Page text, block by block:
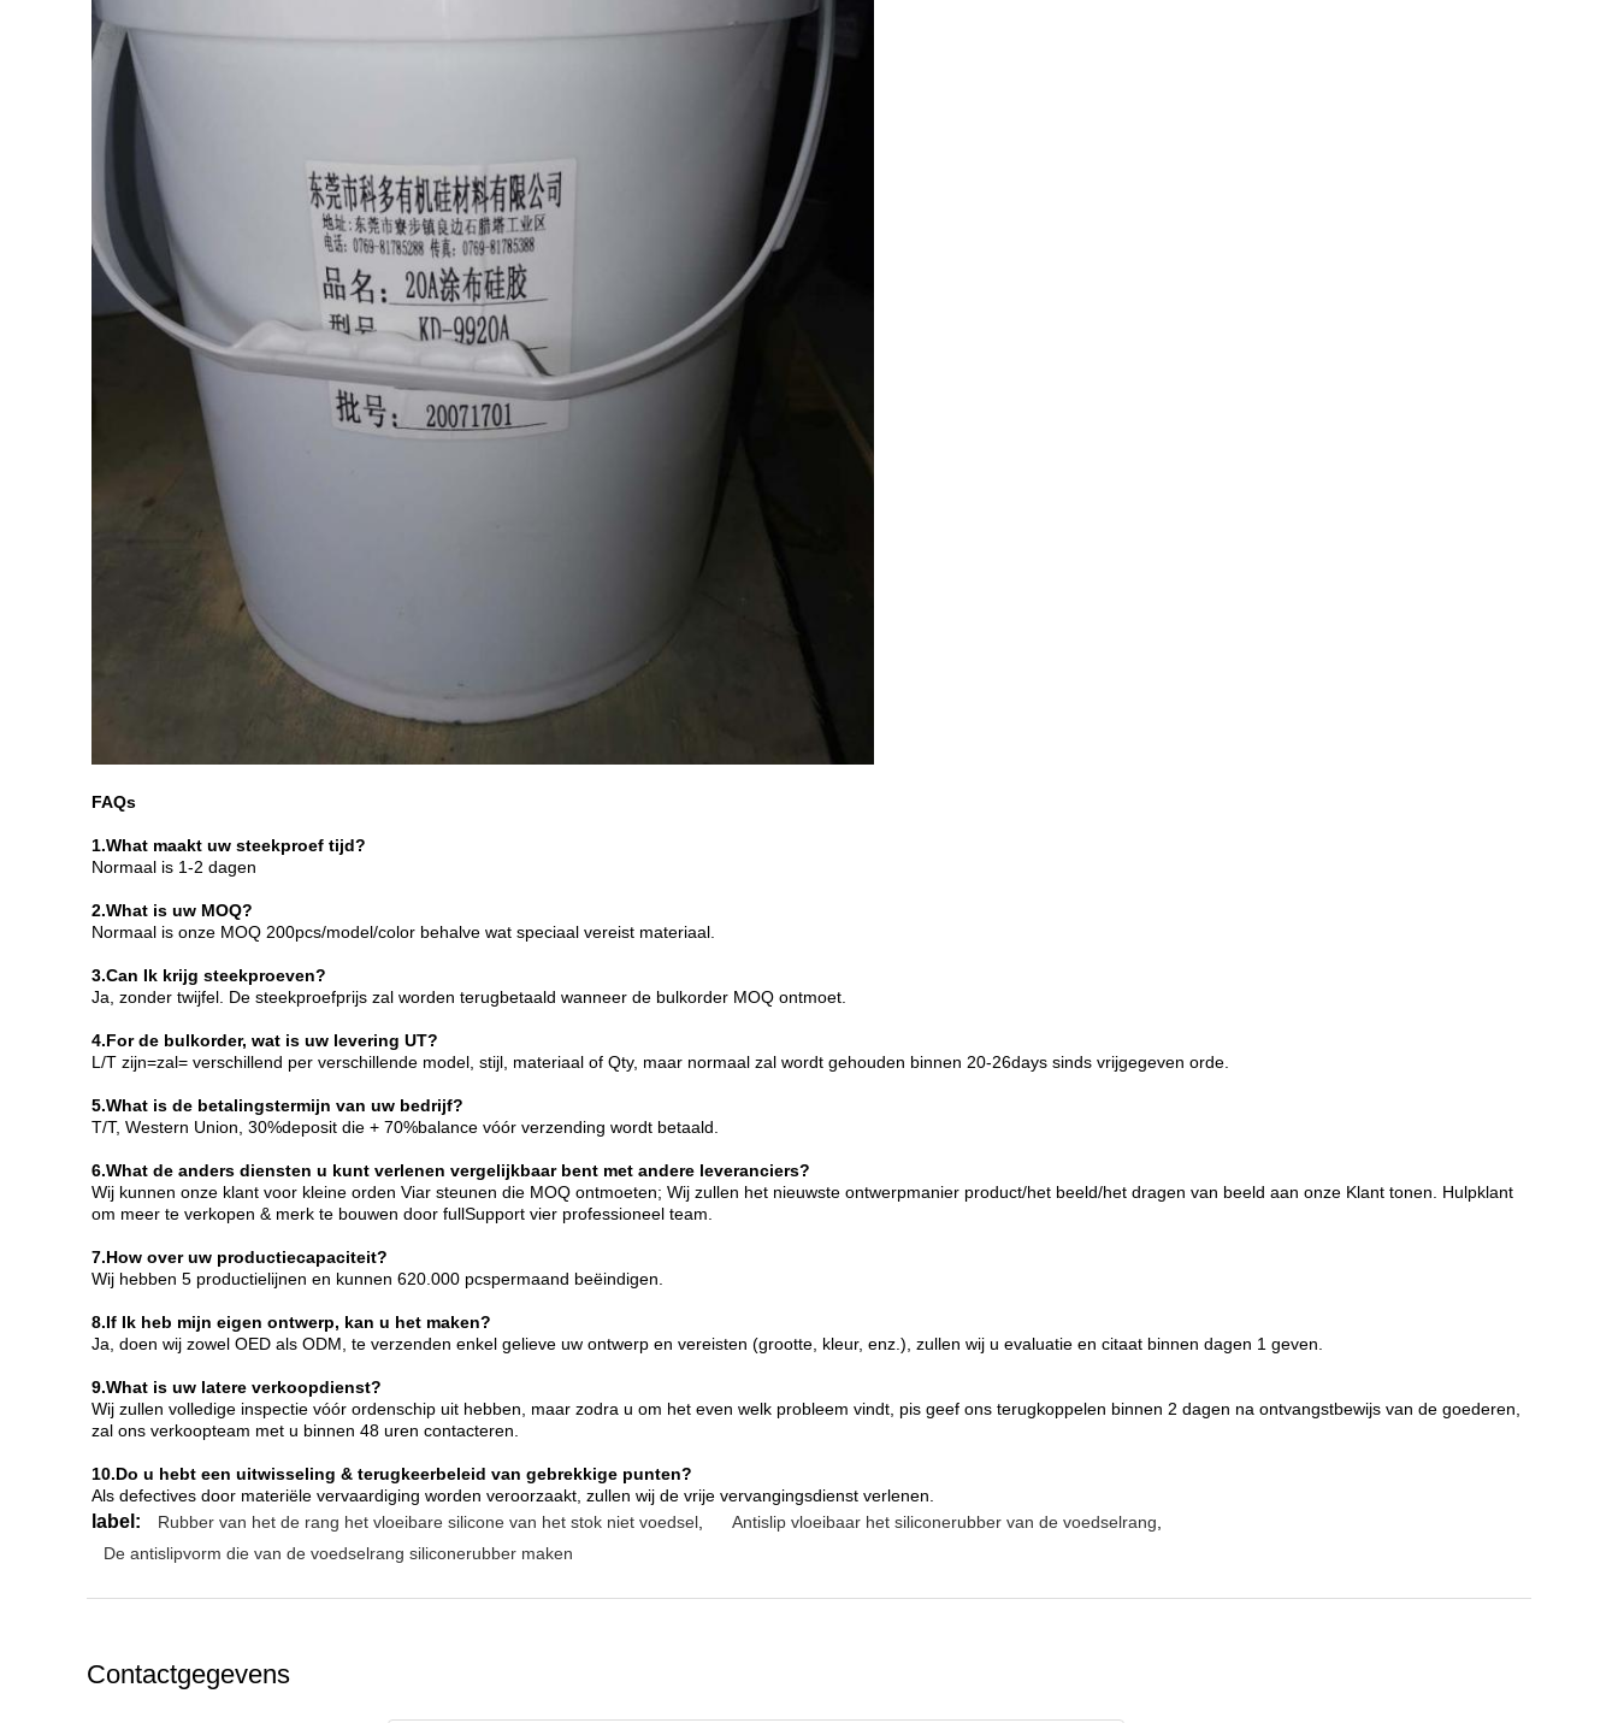
FAQs
1.What maakt uw steekproef tijd?
Normaal is 1-2 dagen
2.What is uw MOQ?
Normaal is onze MOQ 200pcs/model/color behalve wat speciaal vereist materiaal.
3.Can Ik krijg steekproeven?
Ja, zonder twijfel. De steekproefprijs zal worden terugbetaald wanneer de bulkorder MOQ ontmoet.
4.For de bulkorder, wat is uw levering UT?
L/T zijn=zal= verschillend per verschillende model, stijl, materiaal of Qty, maar normaal zal wordt gehouden binnen 20-26days sinds vrijgegeven orde.
5.What is de betalingstermijn van uw bedrijf?
T/T, Western Union, 30%deposit die + 70%balance vóór verzending wordt betaald.
6.What de anders diensten u kunt verlenen vergelijkbaar bent met andere leveranciers?
Wij kunnen onze klant voor kleine orden Viar steunen die MOQ ontmoeten; Wij zullen het nieuwste ontwerpmanier product/het beeld/het dragen van beeld aan onze Klant tonen. Hulpklant
om meer te verkopen & merk te bouwen door fullSupport vier professioneel team.
7.How over uw productiecapaciteit?
Wij hebben 5 productielijnen en kunnen 620.000 pcspermaand beëindigen.
8.If Ik heb mijn eigen ontwerp, kan u het maken?
Ja, doen wij zowel OED als ODM, te verzenden enkel gelieve uw ontwerp en vereisten (grootte, kleur, enz.), zullen wij u evaluatie en citaat binnen dagen 1 geven.
9.What is uw latere verkoopdienst?
Wij zullen volledige inspectie vóór ordenschip uit hebben, maar zodra u om het even welk probleem vindt, pis geef ons terugkoppelen binnen 2 dagen na ontvangstbewijs van de goederen,
zal ons verkoopteam met u binnen 48 uren contacteren.
10.Do u hebt een uitwisseling & terugkeerbeleid van gebrekkige punten?
Als defectives door materiële vervaardiging worden veroorzaakt, zullen wij de vrije vervangingsdienst verlenen.
label: Rubber van het de rang het vloeibare silicone van het stok niet voedsel Antislip vloeibaar het siliconerubber van de voedselrang
De antislipvorm die van de voedselrang siliconerubber maken
Contactgegevens